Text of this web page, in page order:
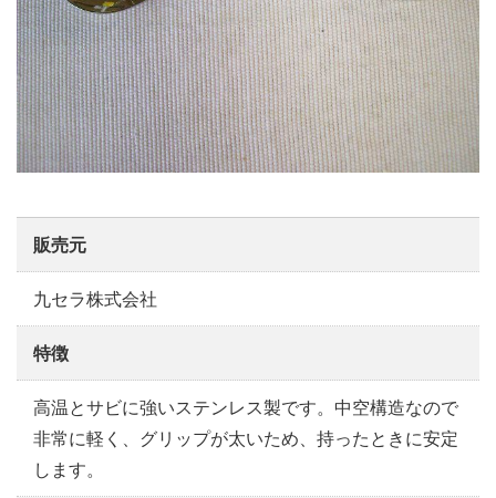
販売元
九セラ株式会社
特徴
高温とサビに強いステンレス製です。中空構造なので
非常に軽く、グリップが太いため、持ったときに安定
します。